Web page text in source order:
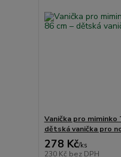
Vanička pro miminko
dětská vanička pro
278 Kč/ks
230 Kč bez DPH